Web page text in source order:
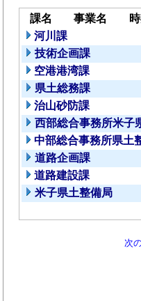
課名 事業名
河川課
技術企画課
空港港湾課
県土総務課
治山砂防課
西部総合事務所米子
中部総合事務所県土
道路企画課
道路建設課
米子県土整備局
次